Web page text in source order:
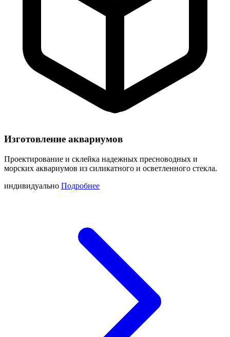
Изготовление аквариумов
Проектирование и склейка надежных пресноводных и
морских аквариумов из силикатного и осветленного стекла.
индивидуально Подробнее